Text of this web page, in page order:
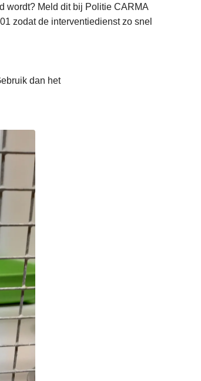
wordt? Meld dit bij Politie CARMA
zodat de interventiedienst zo snel
dan het